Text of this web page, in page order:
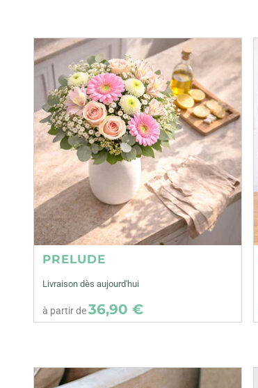
PRELUDE
Livraison dès aujourd'hui
à partir de36,90 €